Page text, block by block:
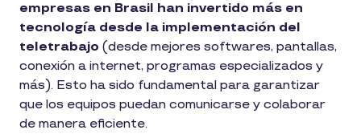
empresas en Brasil han invertido más en
tecnología desde la implementación del
teletrabajo (desde mejores softwares, pantallas,
conexión a internet, programas especializados y
más). Esto ha sido fundamental para garantizar
que los equipos puedan comunicarse y colaborar
de manera eficiente.